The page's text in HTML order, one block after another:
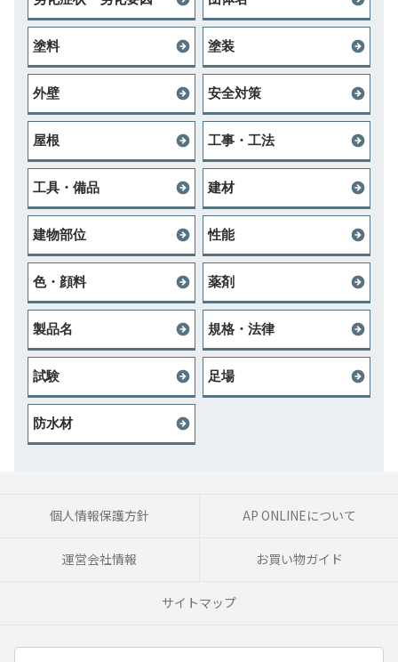
塗料 塗装
外壁 安全対策
屋根 工事・工法
工具・備品 建材
建物部位 性能
色・顔料 薬剤
製品名 規格・法律
試験 足場
防水材
個人情報保護方針 AP ONLINEについて
運営会社情報 お買い物ガイド
サイトマップ